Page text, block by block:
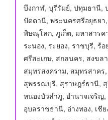
บึงกาฬ, บุรีรัมย์, ปทุมธานี,
ปัตตานี, พระนครศรีอยุธยา
พิษณุโลก, ภูเก็ต, มหาสารค
ระนอง, ระยอง, ราชบุรี, ร้
ศรีสะเกษ, สกลนคร, สงขล
สมุทรสงคราม, สมุทรสาคร
สุพรรณบุรี, สุราษฎร์ธานี,
หนองบัวลำภู, อำนาจเจริญ
อุบลราชธานี, อ่างทอง, เชี